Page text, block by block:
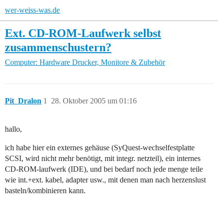
wer-weiss-was.de
Ext. CD-ROM-Laufwerk selbst
zusammenschustern?
Computer: Hardware Drucker, Monitore & Zubehör
Pit_Dralon 28. Oktober 2005 um 01:16
1
hallo,
ich habe hier ein externes gehäuse (SyQuest-wechselfestplatte
SCSI, wird nicht mehr benötigt, mit integr. netzteil), ein internes
CD-ROM-laufwerk (IDE), und bei bedarf noch jede menge teile
wie int.+ext. kabel, adapter usw., mit denen man nach herzenslust
basteln/kombinieren kann.